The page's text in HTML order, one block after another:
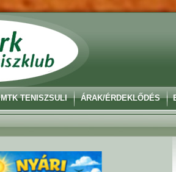
MTK TENISZSULI ÁRAK/ÉRDEKLŐDÉS